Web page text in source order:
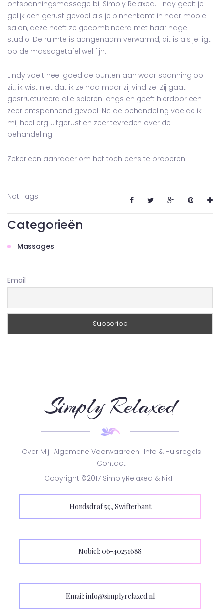
ontspanningsmassage bij Simply Relaxed. Lindy geeft je
gelijk een gerust gevoel als je binnenkomt in haar mooie
salon, deze heeft ze gecombineerd met haar nagel
studio. De ruimte is aangenaam verwarmd, dit is als je ligt
op de massagetafel wel fijn.
Lindy voelt heel goed de punten aan waar spanning op
zit, ik wist niet dat ik ze had maar zij vind ze. Zij gaat
gestructureerd alle spieren langs en geeft hierdoor een
zeer ontspannend gevoel. Na de behandeling voelde ik
mij heel erg uitgerust en zeer tevreden over de
behandeling.
Zeker een aanrader om het toch eens te proberen!
Not Tags
Categorieën
Massages
Email
Simply Relaxed
Over Mij Algemene Voorwaarden Info & Huisregels
Contact
Copyright ©2017 SimplyRelaxed & NikIT
Hondsdraf 59, Swifterbant
Mobiel: 06-40251688
Email: info@simplyrelaxed.nl